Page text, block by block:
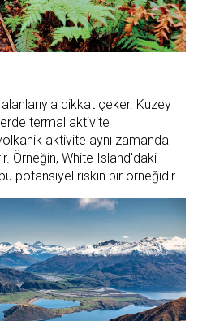
dikkat çeker. Kuzey
termal aktivite
aktivite aynı zamanda
Örneğin, White Island'daki
potansiyel riskin bir örneğidir.